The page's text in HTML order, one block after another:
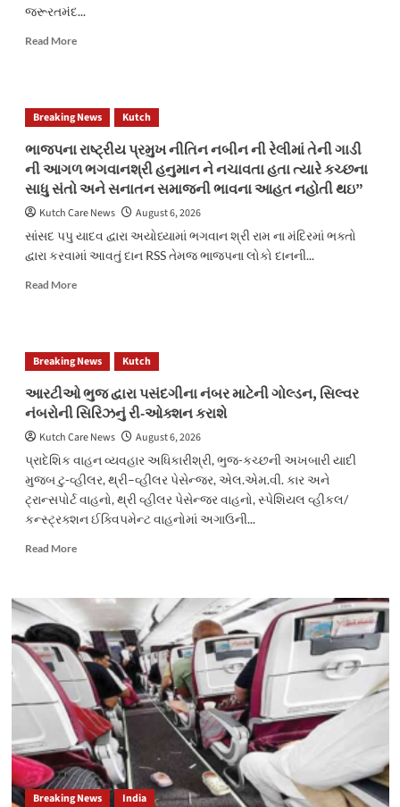
જરૂરતમંદ...
Read MoreRead
કંડલા
પોર્ટ
ખારીરોડ
અંજાર
વરસાદ
ના
કારણે
લોકો
ને
દાવતે
Breaking News Kutch
ભાજપના રાષ્ટ્રીય પ્રમુખ નીતિન નબીન ની રેલીમાં તેની ગાડી
ની આગળ ભગવાનશ્રી હનુમાન ને નચાવતા હતા ત્યારે કચ્છના
સાધુ સંતો અને સનાતન સમાજની ભાવના આહત નહોતી થઇ”
Kutch Care News
August 6, 2026
સાંસદ પપુ યાદવ દ્વારા અયોધ્યામાં ભગવાન શ્રી રામ ના મંદિરમાં ભક્તો
દ્વારા કરવામાં આવતું દાન RSS તેમજ ભાજપના લોકો દાનની...
Read MoreRead
રાષ્ટ્રીય
પ્રમુખ
નીતિન
નબીન
ની
રેલીમાં
ગાડી
ની
આગળ
ભગવાનશ્રી
ને
ત્યારે
કચ્છના
સાધુ
સંતો
અને
સનાતન
સમાજની
ભાવના
આહત
નહોતી
થઇ”
Breaking News Kutch
આરટીઓ ભુજ દ્વારા પસંદગીના નંબર માટેની ગોલ્ડન, સિલ્વર
નંબરોની સિરિઝનું રી-ઓક્શન કરાશે
Kutch Care News
August 6, 2026
પ્રાદેશિક વાહન વ્યવહાર અધિકારીશ્રી, ભુજ-કચ્છની અખબારી યાદી
મુજબ ટુ-વ્હીલર, થ્રી–વ્હીલર પેસેન્જર, એલ.એમ.વી. કાર અને
ટ્રાન્સપોર્ટ વાહનો,‌ થ્રી વ્હીલર પેસેન્જર વાહનો, સ્પેશિયલ વ્હીકલ/
કન્સ્ટ્રક્શન ઈક્વિપમેન્ટ વાહનોમાં અગાઉની...
Read MoreRead
આરટીઓ
દ્વારા
પસંદગીના
નંબર
માટેની
ગોલ્ડન, સિલ્વર
નંબરોની
સિરિઝનું
રી-
ઓક્શન
કરાશે
Breaking News India